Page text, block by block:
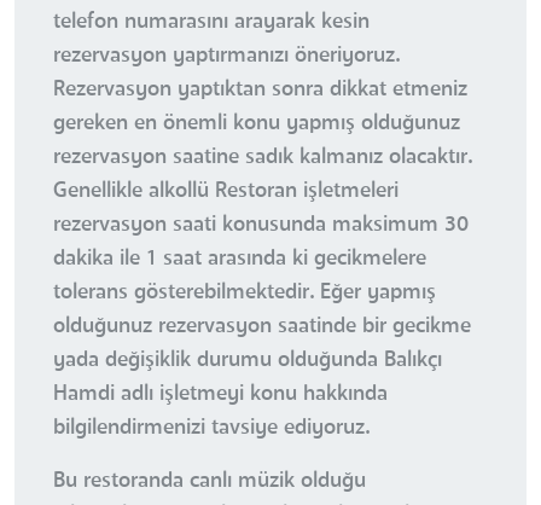
telefon numarasını arayarak kesin
rezervasyon yaptırmanızı öneriyoruz.
Rezervasyon yaptıktan sonra dikkat etmeniz
gereken en önemli konu yapmış olduğunuz
rezervasyon saatine sadık kalmanız olacaktır.
Genellikle alkollü Restoran işletmeleri
rezervasyon saati konusunda maksimum 30
dakika ile 1 saat arasında ki gecikmelere
tolerans gösterebilmektedir. Eğer yapmış
olduğunuz rezervasyon saatinde bir gecikme
yada değişiklik durumu olduğunda Balıkçı
Hamdi adlı işletmeyi konu hakkında
bilgilendirmenizi tavsiye ediyoruz.
Bu restoranda canlı müzik olduğu